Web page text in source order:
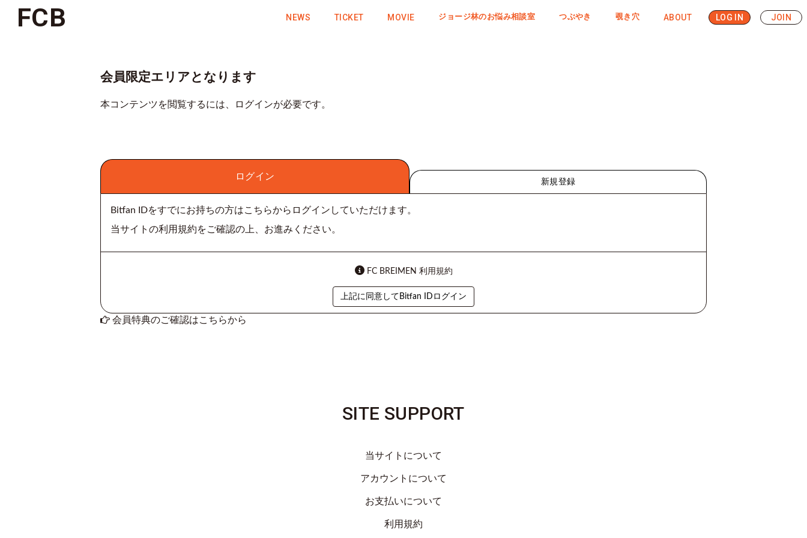
FCB NEWS TICKET MOVIE ジョージ林のお悩み相談室 つぶやき 覗き穴 ABOUT LOG IN JOIN
会員限定エリアとなります
本コンテンツを閲覧するには、ログインが必要です。
ログイン
新規登録
Bitfan IDをすでにお持ちの方はこちらからログインしていただけます。
当サイトの利用規約をご確認の上、お進みください。
FC BREIMEN 利用規約
上記に同意してBitfan IDログイン
会員特典のご確認はこちらから
SITE SUPPORT
当サイトについて
アカウントについて
お支払いについて
利用規約